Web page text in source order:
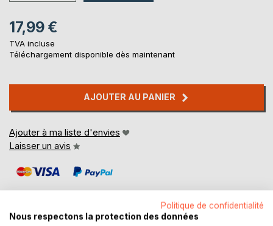
17,99 €
TVA incluse
Téléchargement disponible dès maintenant
AJOUTER AU PANIER
Ajouter à ma liste d'envies
Laisser un avis
Politique de confidentialité
Nous respectons la protection des données